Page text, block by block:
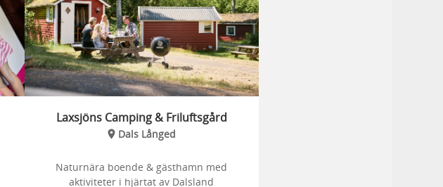
Laxsjöns Camping & Friluftsgård
Dals Långed
Naturnära boende & gästhamn med
aktiviteter i hjärtat av Dalsland